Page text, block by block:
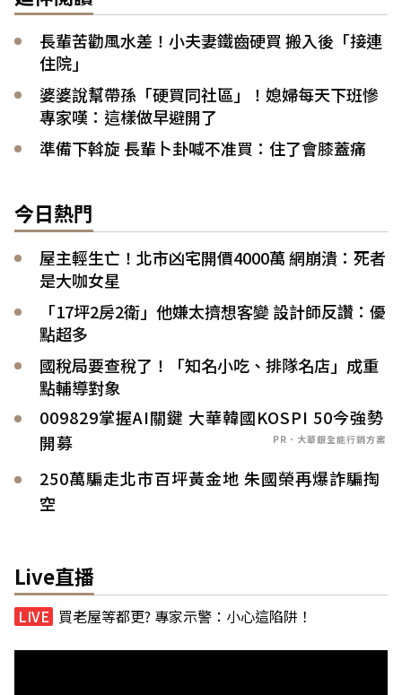
長輩苦勸風水差！小夫妻鐵齒硬買 搬入後「接連
住院」
婆婆說幫帶孫「硬買同社區」！媳婦每天下班慘
專家嘆：這樣做早避開了
準備下斡旋 長輩卜卦喊不准買：住了會膝蓋痛
今日熱門
屋主輕生亡！北市凶宅開價4000萬 網崩潰：死者
是大咖女星
「17坪2房2衛」他嫌太擠想客變 設計師反讚：優
點超多
國稅局要查稅了！「知名小吃、排隊名店」成重
點輔導對象
009829掌握AI關鍵 大華韓國KOSPI 50今強勢
開募
PR．大華銀全能行銷方案
250萬騙走北市百坪黃金地 朱國榮再爆詐騙掏
空
Live直播
買老屋等都更? 專家示警：小心這陷阱！